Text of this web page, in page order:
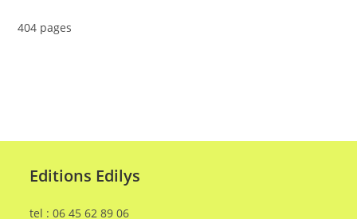
404 pages
Editions Edilys
tel : 06 45 62 89 06